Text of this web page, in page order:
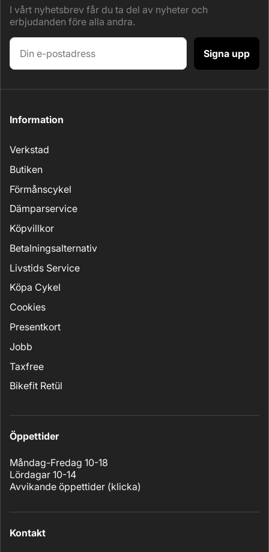
I vårt nyhetsbrev får du ta del av nyheter och
erbjudanden före alla andra.
Signa upp
Information
Verkstad
Butiken
Förmånscykel
Dämparservice
Köpvillkor
Betalningsalternativ
Livstids Service
Köpa Cykel
Cookies
Presentkort
Jobb
Taxfree
Bikefit Retül
Öppettider
Måndag-Fredag 10-18
Lördagar 10-14
Avvikande öppettider (klicka)
Kontakt